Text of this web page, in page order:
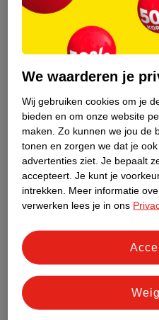
hoe je het perfecte parfum
Lange wimpers?
Er zijn een heleboel manieren
te maken. Hier delen we alle
wimpers.
Lange wimpers? Hoe
Collageen: wat doet
Je lichaam maakt zelf
supplementen met collageen.
Lees onze andere
Welke vorm wenkbrauwen
We waarderen je
Wij gebruiken cookies om je
bieden en om onze website
maken. Zo kunnen we jou de
tonen en zorgen we dat je
advertenties ziet. Je bepaalt
accepteert. Je kunt je
intrekken.
Meer informatie
verwerken lees je in ons